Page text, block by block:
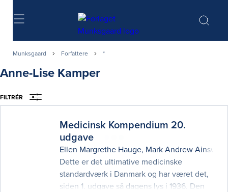
Søg
Munksgaard Forfattere *
Anne-Lise Kamper
FILTRÉR
Medicinsk Kompendium 20.
udgave
Ellen Margrethe Hauge, Mark Andrew
Dette er det ultimative medicinske
standardværk i Danmark og har været det,
siden 1. udgave så dagens lys i 1936. Den